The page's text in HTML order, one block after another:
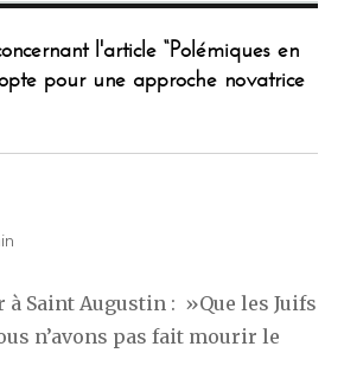
l'article “Polémiques en
pour une approche novatrice
à Saint Augustin : ‎ »Que les Juifs
n’avons pas fait mourir le